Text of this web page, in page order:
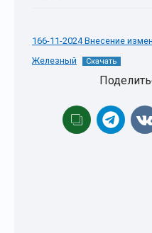
166-11-2024 Внесение
Железный
Скачать